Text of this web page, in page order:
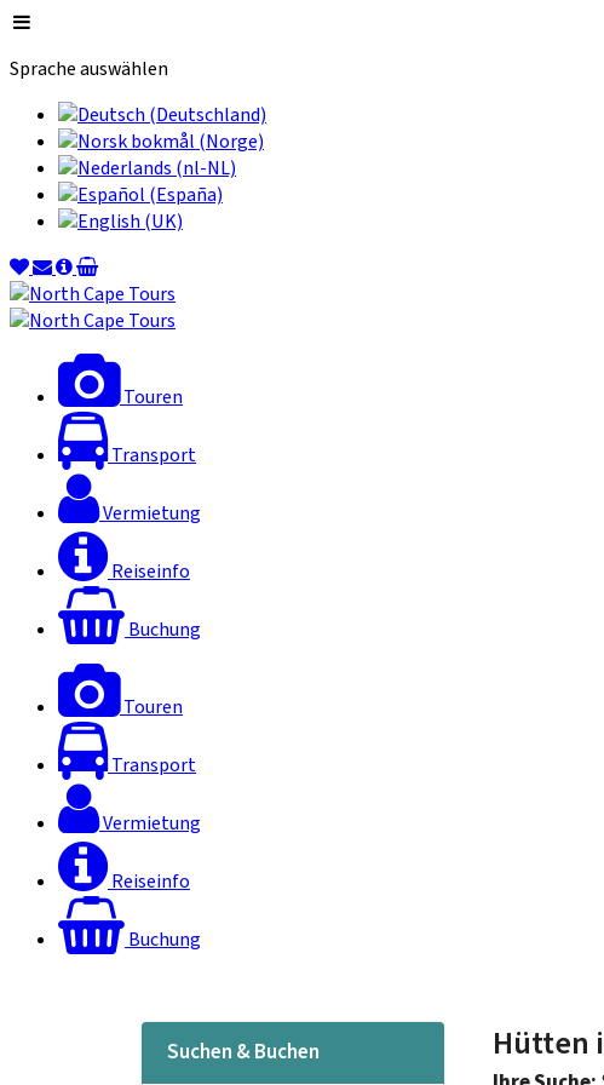
Sprache auswählen
Touren
Transport
Vermietung
Reiseinfo
Buchung
Touren
Transport
Vermietung
Reiseinfo
Buchung
Hütten
Suchen & Buchen